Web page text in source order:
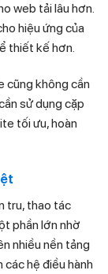
web tải lâu hơn.
hiệu ứng của
thiết kế hơn.
cũng không cần
sử dụng cặp
tối ưu, hoàn
tru, thao tác
phần lớn nhờ
nhiều nền tảng
hệ điều hành